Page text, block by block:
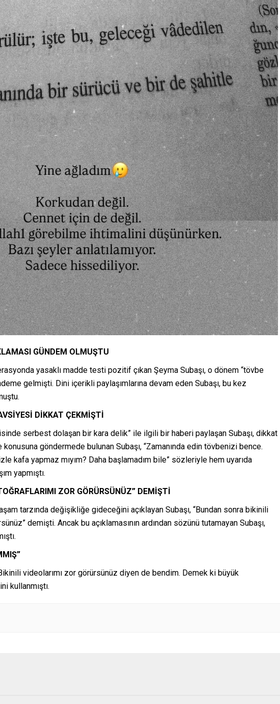
GÜNDEM OLMUŞTU
yasaklı madde testi pozitif çıkan Şeyma Subaşı, o dönem “tövbe
gelmişti. Dini içerikli paylaşımlarına devam eden Subaşı, bu kez
DİKKAT ÇEKMİŞTİ
serbest dolaşan bir kara delik” ile ilgili bir haberi paylaşan Subaşı, dikkat
göndermede bulunan Subaşı, “Zamanında edin tövbenizi bence.
kafa yapmaz mıyım? Daha başlamadım bile” sözleriyle hem uyarıda
yapmıştı.
ZOR GÖRÜRSÜNÜZ” DEMİŞTİ
tarzında değişikliğe gideceğini açıklayan Subaşı, “Bundan sonra bikinili
demişti. Ancak bu açıklamasının ardından sözünü tutamayan Subaşı,
videolarımı zor görürsünüz diyen de bendim. Demek ki büyük
kullanmıştı.